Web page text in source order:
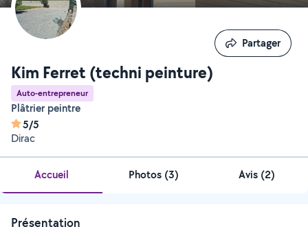
Kim Ferret (techni peinture)
Auto-entrepreneur
Plâtrier peintre
5/5
Dirac
Partager
Partager
Accueil Photos (3) Avis (2)
Présentation